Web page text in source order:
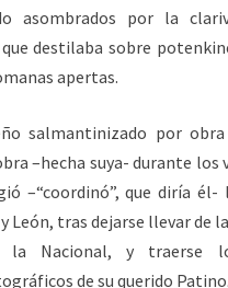
asombrados por la
destilaba sobre
apertas.
salmantinizado por
–hecha suya- durante los
–“coordinó”, que diría él-
León, tras dejarse llevar de
Nacional, y traerse
de su querido